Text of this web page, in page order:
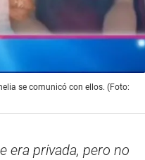
se comunicó con ellos. (Foto:
era privada, pero no